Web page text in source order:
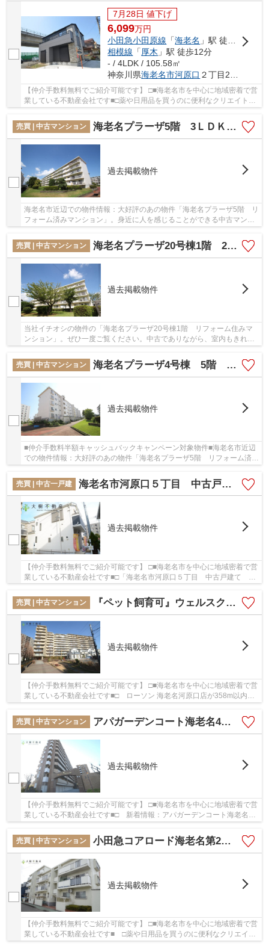
7月28日 値下げ
6,099万円
小田急小田原線 「海老名 」駅 徒歩20分
相模線 「厚木 」駅 徒歩12分
- / 4LDK / 105.58㎡
神奈川県海老名市河原口 ２丁目21-5
【仲介手数料無料でご紹介可能です】 □■海老名市を中心に地域密着で営
業している不動産会社です■□薬や日用品を買うのに便利なクリエイト
売買 | 中古マンション
海老名プラーザ5階 3ＬＤＫリフォーム済みマンション【仲介手数料無料】
過去掲載物件
海老名市近辺での物件情報：大好評のあの物件「海老名プラーザ5階 リ
フォーム済みマンション」。身近に人を感じることができる中古マンシ
売買 | 中古マンション
海老名プラーザ20号棟1階 2ＬＤＫリフォーム住みマンション【仲介手数料無料】
過去掲載物件
当社イチオシの物件の「海老名プラーザ20号棟1階 リフォーム住みマ
ンション」。ぜひ一度ご覧ください。中古でありながら、室内もきれい
売買 | 中古マンション
海老名プラーザ4号棟 5階 3ＬＤＫリフォーム済みマンション
過去掲載物件
■仲介手数料半額キャッシュバックキャンペーン対象物件■海老名市近辺
での物件情報：大好評のあの物件「海老名プラーザ5階 リフォーム済み
マンション」。身近に人を感じることができる...
売買 | 中古一戸建
海老名市河原口５丁目 中古戸建て 【仲介手数料無料】
過去掲載物件
【仲介手数料無料でご紹介可能です】 □■海老名市を中心に地域密着で営
業している不動産会社です■□「海老名市河原口５丁目 中古戸建て
売買 | 中古マンション
『ペット飼育可』ウェルスクエア海老名2階 3ＬＤＫ リフォーム済み【仲介手数料無料】
過去掲載物件
【仲介手数料無料でご紹介可能です】 □■海老名市を中心に地域密着で営
業している不動産会社です■□ ローソン 海老名河原口店が358m以内に
売買 | 中古マンション
アパガーデンコート海老名4階 3ＬＤＫ リフォーム済み【仲介手数料0円】
過去掲載物件
【仲介手数料無料でご紹介可能です】 □■海老名市を中心に地域密着で営
業している不動産会社です■□ 新着情報：アパガーデンコート海老名
売買 | 中古マンション
小田急コアロード海老名第2 4階３LDKリフォーム済み 【仲介手数料無料】
過去掲載物件
【仲介手数料無料でご紹介可能です】 □■海老名市を中心に地域密着で営
業している不動産会社です■ □薬や日用品を買うのに便利なクリエイト